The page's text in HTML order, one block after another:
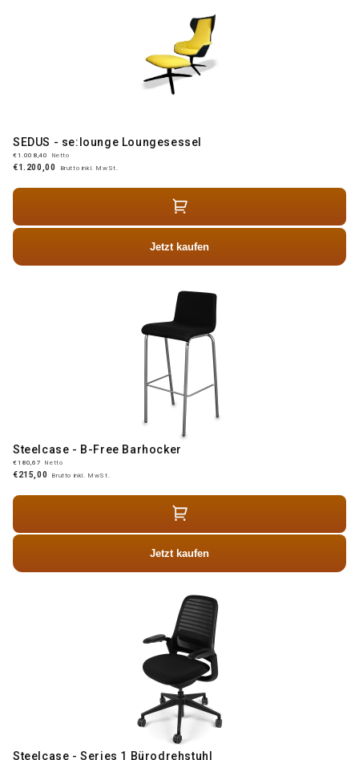
SEDUS - se:lounge Loungesessel
€1.008,40 Netto
€1.200,00 Brutto inkl. MwSt.
Jetzt kaufen
Steelcase - B-Free Barhocker
€180,67 Netto
€215,00 Brutto inkl. MwSt.
Jetzt kaufen
Steelcase - Series 1 Bürodrehstuhl